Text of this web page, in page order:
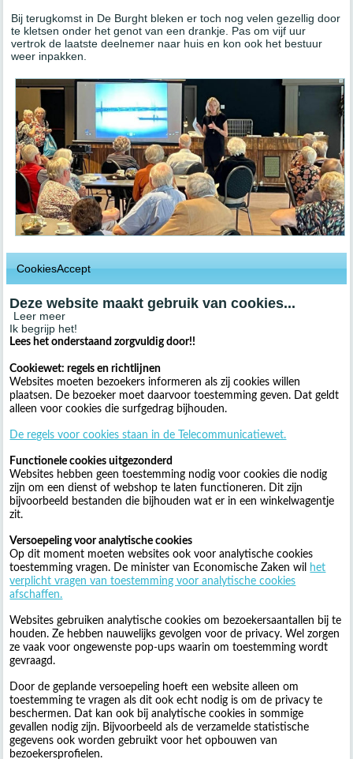
Bij terugkomst in De Burght bleken er toch nog velen gezellig door
te kletsen onder het genot van een drankje. Pas om vijf uur
vertrok de laatste deelnemer naar huis en kon ook het bestuur
weer inpakken.
CookiesAccept
Deze website maakt gebruik van cookies...
Leer meer
Ik begrijp het!
Lees het onderstaand zorgvuldig door!!
Cookiewet: regels en richtlijnen
Websites moeten bezoekers informeren als zij cookies willen
plaatsen. De bezoeker moet daarvoor toestemming geven. Dat geldt
alleen voor cookies die surfgedrag bijhouden.
De regels voor cookies staan in de Telecommunicatiewet.
Functionele cookies uitgezonderd
Websites hebben geen toestemming nodig voor cookies die nodig
zijn om een dienst of webshop te laten functioneren. Dit zijn
bijvoorbeeld bestanden die bijhouden wat er in een winkelwagentje
zit.
Versoepeling voor analytische cookies
Op dit moment moeten websites ook voor analytische cookies
toestemming vragen. De minister van Economische Zaken wil
het
verplicht vragen van toestemming voor analytische cookies
afschaffen.
Websites gebruiken analytische cookies om bezoekersaantallen bij te
houden. Ze hebben nauwelijks gevolgen voor de privacy. Wel zorgen
ze vaak voor ongewenste pop-ups waarin om toestemming wordt
gevraagd.
Door de geplande versoepeling hoeft een website alleen om
toestemming te vragen als dit ook echt nodig is om de privacy te
beschermen. Dat kan ook bij analytische cookies in sommige
gevallen nodig zijn. Bijvoorbeeld als de verzamelde statistische
gegevens ook worden gebruikt voor het opbouwen van
bezoekersprofielen.